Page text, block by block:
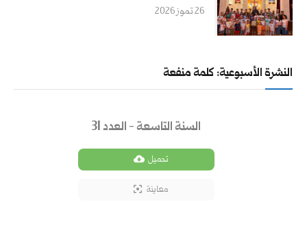
26 تموز 2026
النشرة الأسبوعية: كلمة منفعة
السنة التاسعة - العدد 31
تحميل
معاينة